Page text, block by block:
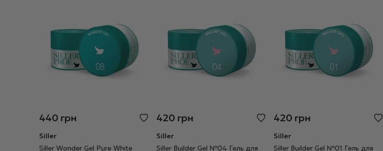
440 грн
Siller
Siller Wonder Gel Pure White
420 грн
Siller
Siller Builder Gel №04 Гель для
420 грн
Siller
Siller Builder Gel №01 Гель для